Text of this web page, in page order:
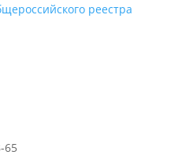
реестра
65